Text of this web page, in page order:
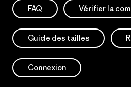
FAQ Vérifier la
Guide des tailles
Connexion